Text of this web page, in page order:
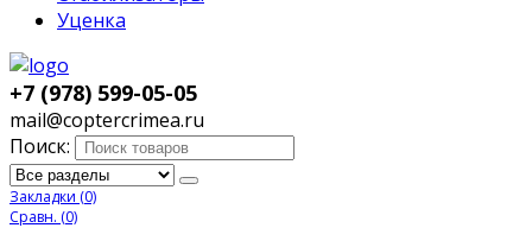
Уценка
+7 (978) 599-05-05
mail@coptercrimea.ru
Поиск:
Закладки (0)
Сравн. (0)